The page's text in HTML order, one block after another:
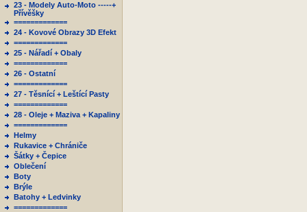
23 - Modely Auto-Moto -----+
Přívěšky
=============
24 - Kovové Obrazy 3D Efekt
=============
25 - Nářadí + Obaly
=============
26 - Ostatní
=============
27 - Těsnící + Leštící Pasty
=============
28 - Oleje + Maziva + Kapaliny
=============
Helmy
Rukavice + Chrániče
Šátky + Čepice
Oblečení
Boty
Brýle
Batohy + Ledvinky
=============